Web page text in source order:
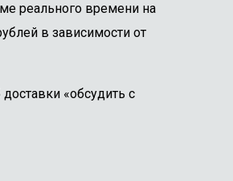
реального времени на
в зависимости от
«обсудить с